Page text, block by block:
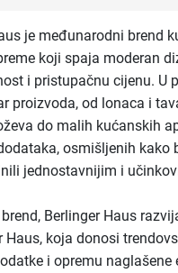
je međunarodni brend
koji spaja moderan
i pristupačnu cijenu. U
proizvoda, od lonaca i
do malih kućanskih
osmišljenih kako
jednostavnijim i
Berlinger Haus
Haus, koja donosi
i opremu naglašene